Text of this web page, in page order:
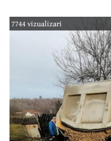
programare pentru
7744 vizualizari